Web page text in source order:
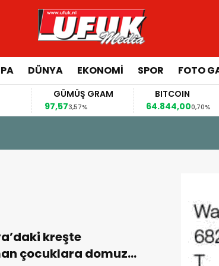
DÜNYA EKONOMI SPOR FOTO
GÜMÜŞ GRAM
97,57
3,57%
BITCOIN
64.844,000,70%
kreşte
çocuklara domuz